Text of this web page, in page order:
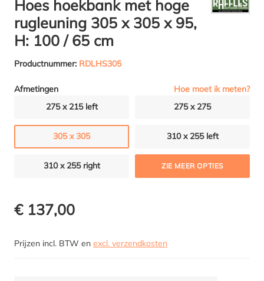
Hoes hoekbank met hoge
rugleuning 305 x 305 x 95,
H: 100 / 65 cm
Productnummer: RDLHS305
Afmetingen
Hoe moet ik meten?
275 x 215 left
275 x 275
305 x 305 310 x 255 left
310 x 255 right ZIE MEER OPTIES
€ 137,00
Prijzen incl. BTW en excl. verzendkosten